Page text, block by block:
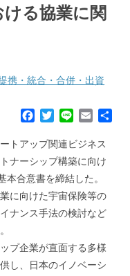
る協業に関
携・統合・合併・出資
c
o
o
k
T
i
t
e
r
n
e
E
a
i
トアップ関連ビジネス
ナーシップ構築に向け
合意書を締結した。
に向けた宇宙保険等の
ナンス手法の検討など
プ企業が直面する多様
し、日本のイノベーシ